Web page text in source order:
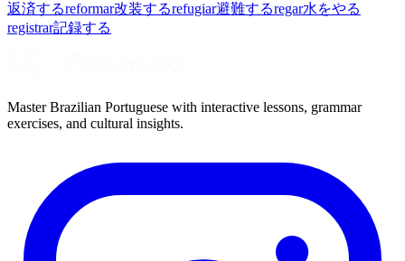
返済するreformar改装するrefugiar避難するregar水をやる
registrar記録する
Master Brazilian Portuguese with interactive lessons, grammar
exercises, and cultural insights.